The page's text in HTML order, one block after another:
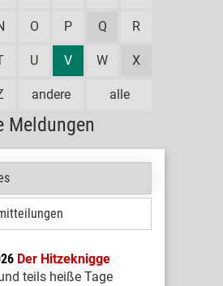
alle
O P Q R
U V W X
andere
Meldungen
Der Hitzeknigge
teils heiße Tage